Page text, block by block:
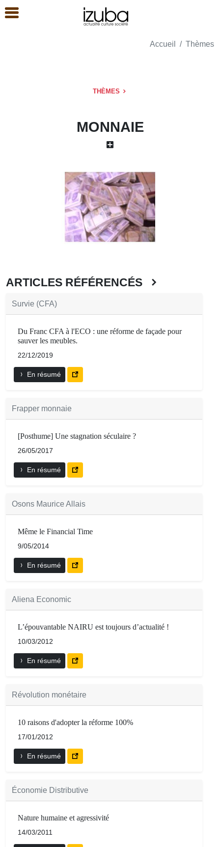
Accueil Thèmes
THÈMES
MONNAIE
ARTICLES RÉFÉRENCÉS
Survie (CFA)
Du Franc CFA à l'ECO : une réforme de façade pour
sauver les meubles.
22/12/2019
En résumé
Frapper monnaie
[Posthume] Une stagnation séculaire ?
26/05/2017
En résumé
Osons Maurice Allais
Même le Financial Time
9/05/2014
En résumé
Aliena Economic
L’épouvantable NAIRU est toujours d’actualité !
10/03/2012
En résumé
Révolution monétaire
10 raisons d'adopter la réforme 100%
17/01/2012
En résumé
Économie Distributive
Nature humaine et agressivité
14/03/2011